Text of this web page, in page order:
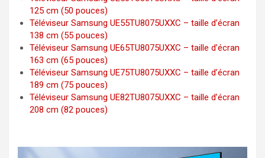
125 cm (50 pouces)
Téléviseur Samsung UE55TU8075UXXC – taille d’écran
138 cm (55 pouces)
Téléviseur Samsung UE65TU8075UXXC – taille d’écran
163 cm (65 pouces)
Téléviseur Samsung UE75TU8075UXXC – taille d’écran
189 cm (75 pouces)
Téléviseur Samsung UE82TU8075UXXC – taille d’écran
208 cm (82 pouces)